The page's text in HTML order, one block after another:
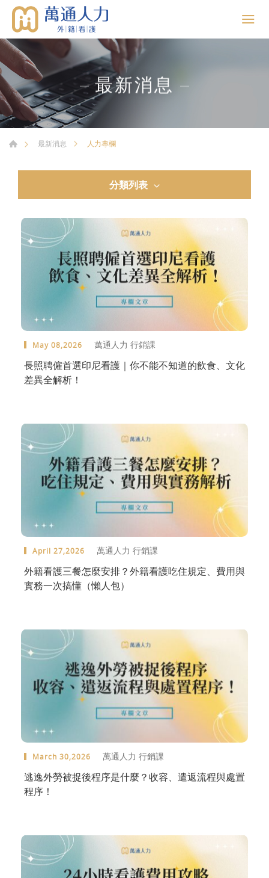
最新消息
最新消息 人力專欄
分類列表
May 08,2026 萬通人力 行銷課
長照聘僱首選印尼看護｜你不能不知道的飲食、文化
差異全解析！
April 27,2026 萬通人力 行銷課
外籍看護三餐怎麼安排？外籍看護吃住規定、費用與
實務一次搞懂（懶人包）
March 30,2026 萬通人力 行銷課
逃逸外勞被捉後程序是什麼？收容、遣返流程與處置
程序！